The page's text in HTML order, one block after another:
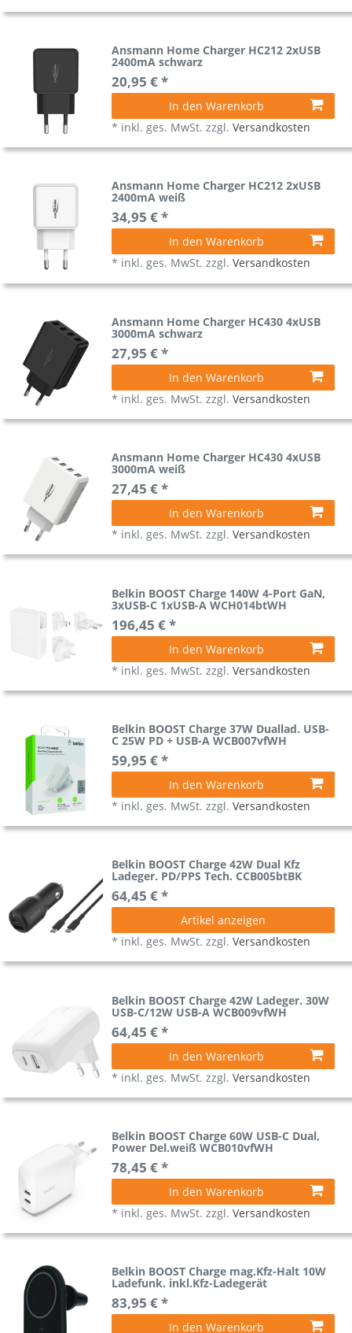
Ansmann Home Charger HC212 2xUSB
2400mA schwarz
20,95 € *
In den Warenkorb
* inkl. ges. MwSt. zzgl.Versandkosten
Ansmann Home Charger HC212 2xUSB
2400mA weiß
34,95 € *
In den Warenkorb
* inkl. ges. MwSt. zzgl.Versandkosten
Ansmann Home Charger HC430 4xUSB
3000mA schwarz
27,95 € *
In den Warenkorb
* inkl. ges. MwSt. zzgl.Versandkosten
Ansmann Home Charger HC430 4xUSB
3000mA weiß
27,45 € *
In den Warenkorb
* inkl. ges. MwSt. zzgl.Versandkosten
Belkin BOOST Charge 140W 4-Port GaN,
3xUSB-C 1xUSB-A WCH014btWH
196,45 € *
In den Warenkorb
* inkl. ges. MwSt. zzgl.Versandkosten
Belkin BOOST Charge 37W Duallad. USB-
C 25W PD + USB-A WCB007vfWH
59,95 € *
In den Warenkorb
* inkl. ges. MwSt. zzgl.Versandkosten
Belkin BOOST Charge 42W Dual Kfz
Ladeger. PD/PPS Tech. CCB005btBK
64,45 € *
Artikel anzeigen
* inkl. ges. MwSt. zzgl.Versandkosten
Belkin BOOST Charge 42W Ladeger. 30W
USB-C/12W USB-A WCB009vfWH
64,45 € *
In den Warenkorb
* inkl. ges. MwSt. zzgl.Versandkosten
Belkin BOOST Charge 60W USB-C Dual,
Power Del.weiß WCB010vfWH
78,45 € *
In den Warenkorb
* inkl. ges. MwSt. zzgl.Versandkosten
Belkin BOOST Charge mag.Kfz-Halt 10W
Ladefunk. inkl.Kfz-Ladegerät
83,95 € *
In den Warenkorb